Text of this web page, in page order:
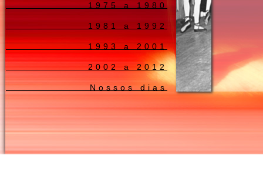
1975 a 1980
1981 a 1992
1993 a 2001
2002 a 2012
Nossos dias